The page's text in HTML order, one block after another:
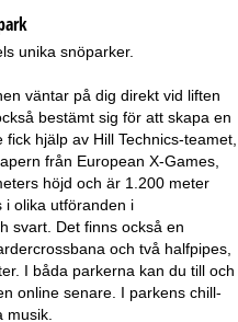
unika snöparker.
väntar på dig direkt vid liften
bestämt sig för att skapa en
hjälp av Hill Technics-teamet,
från European X-Games,
höjd och är 1.200 meter
i olika utföranden i
svart. Det finns också en
och två halfpipes,
I båda parkerna kan du till och
online senare. I parkens chill-
musik.